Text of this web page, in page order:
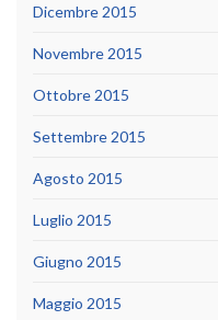
Dicembre 2015
Novembre 2015
Ottobre 2015
Settembre 2015
Agosto 2015
Luglio 2015
Giugno 2015
Maggio 2015